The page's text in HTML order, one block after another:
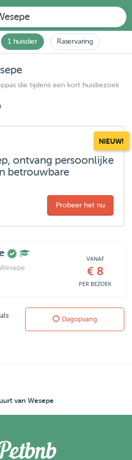
1 huisdier Raservaring
die tijdens een kort huisbezoek
NIEUW!
ontvang persoonlijke
betrouwbare
Probeer het nu
VANAF
€ 8
PER BEZOEK
Dagopvang
van Wesepe